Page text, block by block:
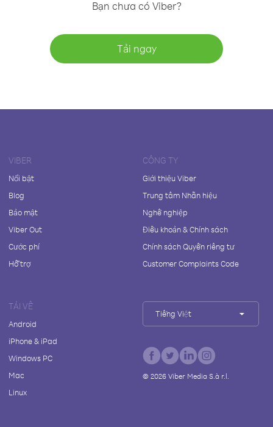
Bạn chưa có Viber?
Tải ngay
VIBER
Nổi bật
Blog
Bảo mật
Viber Out
Cước phí
Hỗ trợ
CÔNG TY
Giới thiệu Viber
Trung tâm Nhãn hiệu
Nghề nghiệp
Điều khoản & Chính sách
Chính sách Quyền riêng tư
Customer Complaints Code
TẢI VỀ
Android
iPhone & iPad
Windows PC
Mac
Linux
Tiếng Việt
© 2026Viber Media S.à r.l.